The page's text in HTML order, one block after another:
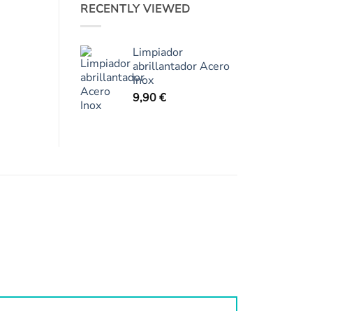
RECENTLY VIEWED
Limpiador
abrillantador Acero
Inox
9,90€